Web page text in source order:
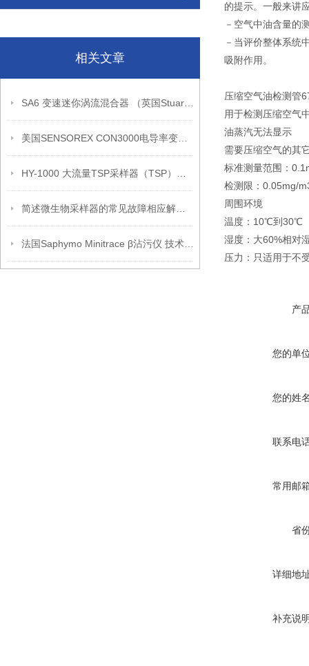
相关文章
的提示。一般来讲
－空气中油含量的
－当评价整体系统
吸附作用。
压缩空气油检测管
用于检测压缩空气
油蒸汽无法显示
需要压缩空气的其
标准测量范围：
检测限：0.05mg/
周围环境
温度：10℃到30℃
湿度：大60%相对
压力：只适用于不
产
您的单
您的姓
联系电
常用邮
省
详细地
补充说